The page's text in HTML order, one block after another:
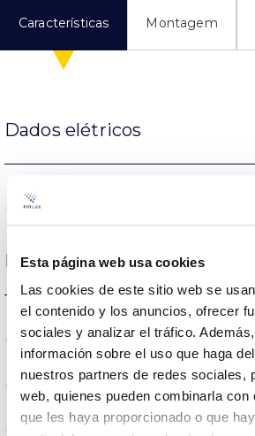
Esta página web usa cookies
Las cookies de este sitio web se
el contenido y los anuncios, ofrecer
sociales y analizar el tráfico.
información sobre el uso que haga
nuestros partners de redes sociales,
web, quienes pueden combinarla con
que les haya proporcionado o que
Características Montagem
Dados elétricos
Dimensões e montagem
Peso
Junção